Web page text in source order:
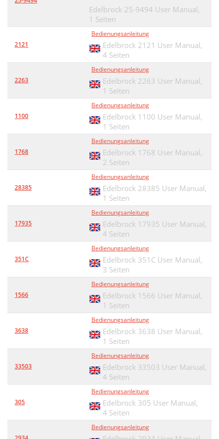
Edelbrock 25-9494 User Manual,
1 Seiten
2121
Bedienungsanleitung
Edelbrock 2121 User Manual,
4 Seiten
2263
Bedienungsanleitung
Edelbrock 2263 User Manual,
1 Seiten
1100
Bedienungsanleitung
Edelbrock 1100 User Manual,
1 Seiten
1768
Bedienungsanleitung
Edelbrock 1768 User Manual,
2 Seiten
28385
Bedienungsanleitung
Edelbrock 28385 User Manual,
1 Seiten
17935
Bedienungsanleitung
Edelbrock 17935 User Manual,
4 Seiten
351C
Bedienungsanleitung
Edelbrock 351C User Manual,
3 Seiten
1566
Bedienungsanleitung
Edelbrock 1566 User Manual,
1 Seiten
3638
Bedienungsanleitung
Edelbrock 3638 User Manual,
1 Seiten
33503
Bedienungsanleitung
Edelbrock 33503 User Manual,
4 Seiten
305
Bedienungsanleitung
Edelbrock 305 User Manual,
4 Seiten
Bedienungsanleitung